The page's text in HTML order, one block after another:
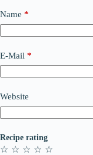
Name *
E-Mail *
Website
Recipe rating
☆
☆
☆
☆
☆